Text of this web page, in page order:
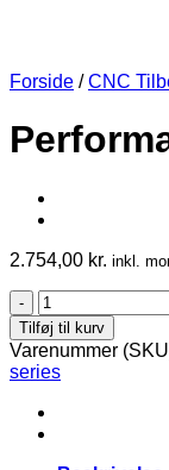
Forside / CNC
2.754,00 kr. inkl.
Performance
Kit
420
antal
Tilføj til kurv
Varenummer
series